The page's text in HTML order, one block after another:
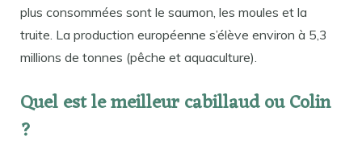
plus consommées sont le saumon, les moules et la
truite. La production européenne s’élève environ à 5,3
millions de tonnes (pêche et aquaculture).
Quel est le meilleur cabillaud ou Colin
?